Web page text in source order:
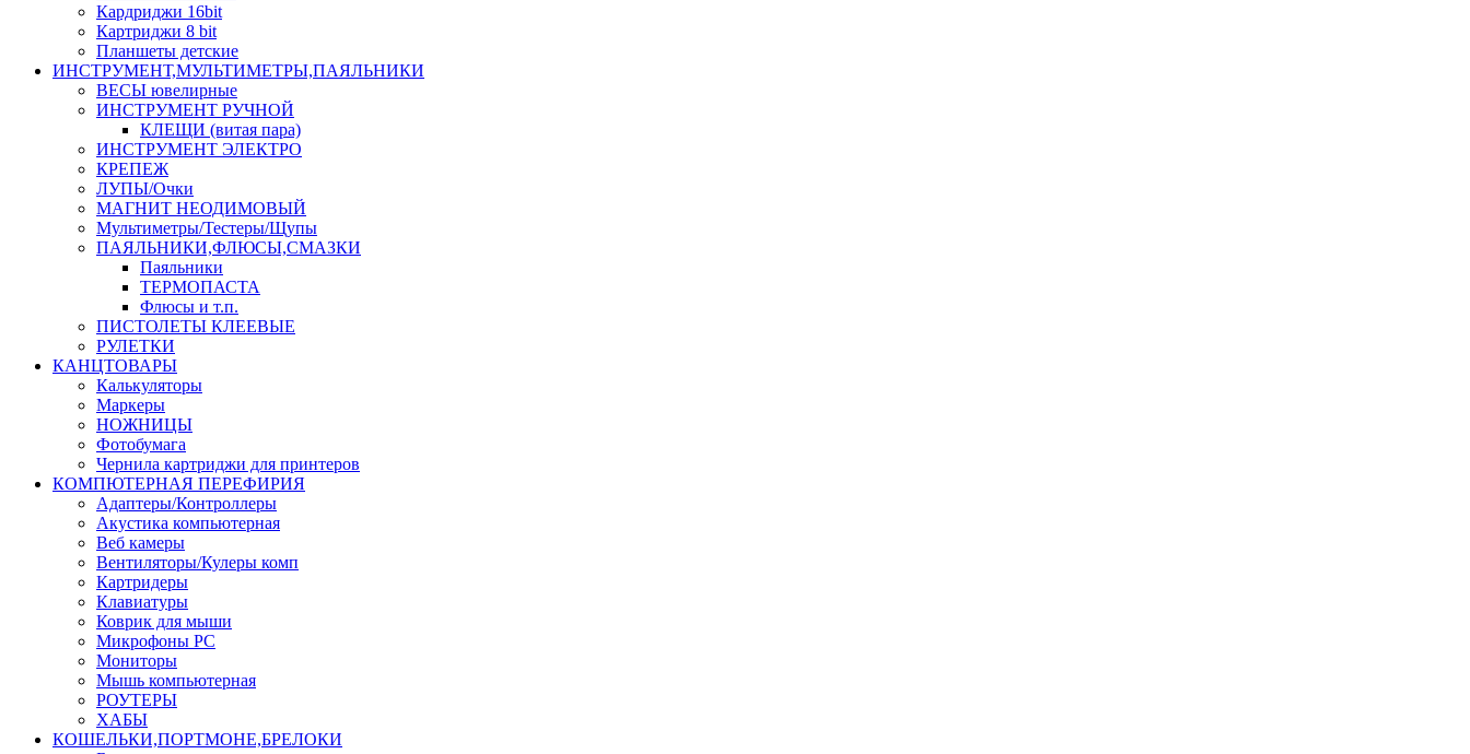
Кардриджи 16bit
Картриджи 8 bit
Планшеты детские
ИНСТРУМЕНТ,МУЛЬТИМЕТРЫ,ПАЯЛЬНИКИ
ВЕСЫ ювелирные
ИНСТРУМЕНТ РУЧНОЙ
КЛЕЩИ (витая пара)
ИНСТРУМЕНТ ЭЛЕКТРО
КРЕПЕЖ
ЛУПЫ/Очки
МАГНИТ НЕОДИМОВЫЙ
Мультиметры/Тестеры/Щупы
ПАЯЛЬНИКИ,ФЛЮСЫ,СМАЗКИ
Паяльники
ТЕРМОПАСТА
Флюсы и т.п.
ПИСТОЛЕТЫ КЛЕЕВЫЕ
РУЛЕТКИ
КАНЦТОВАРЫ
Калькуляторы
Маркеры
НОЖНИЦЫ
Фотобумага
Чернила картриджи для принтеров
КОМПЮТЕРНАЯ ПЕРЕФИРИЯ
Адаптеры/Контроллеры
Акустика компьютерная
Веб камеры
Вентиляторы/Кулеры комп
Картридеры
Клавиатуры
Коврик для мыши
Микрофоны PC
Мониторы
Мышь компьютерная
РОУТЕРЫ
ХАБЫ
КОШЕЛЬКИ,ПОРТМОНЕ,БРЕЛОКИ